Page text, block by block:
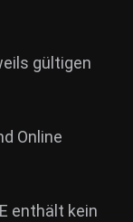
gültigen
Online
enthält kein